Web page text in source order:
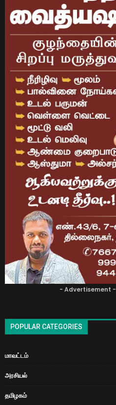
- Advertisement -
POPULAR CATEGORIES
மாவட்டம்
அரசியல்
தமிழகம்